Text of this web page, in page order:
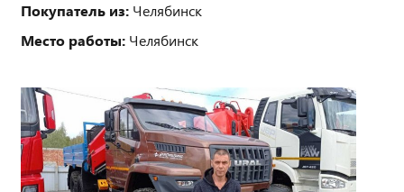
Покупатель из: Челябинск
Место работы: Челябинск